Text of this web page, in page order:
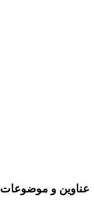
عناوین و موضوعات